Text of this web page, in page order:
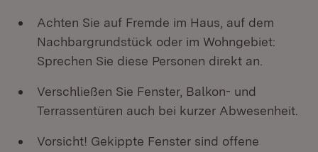
Achten Sie auf Fremde im Haus, auf dem
Nachbargrundstück oder im Wohngebiet:
Sprechen Sie diese Personen direkt an.
Verschließen Sie Fenster, Balkon- und
Terrassentüren auch bei kurzer Abwesenheit.
Vorsicht! Gekippte Fenster sind offene